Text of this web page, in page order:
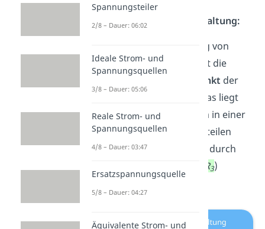
Stromstärke in Reihenschaltung:
Liegt eine Reihenschaltung von
Widerständen vor, dann ist die
Stromstärke an jedem Punkt der
. Das liegt
daran, dass sich der Strom in einer
Reihenschaltung nicht aufteilen
muss. Dadurch fließt auch durch
1 R3)
derselbe Strom.
Spannungsteiler
2/8 – Dauer: 06:02
Ideale Strom- und
Spannungsquellen
3/8 – Dauer: 05:06
Reale Strom- und
Spannungsquellen
4/8 – Dauer: 03:47
Ersatzspannungsquelle
5/8 – Dauer: 04:27
Äquivalente Strom- und